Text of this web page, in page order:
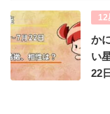
12
か
い
22